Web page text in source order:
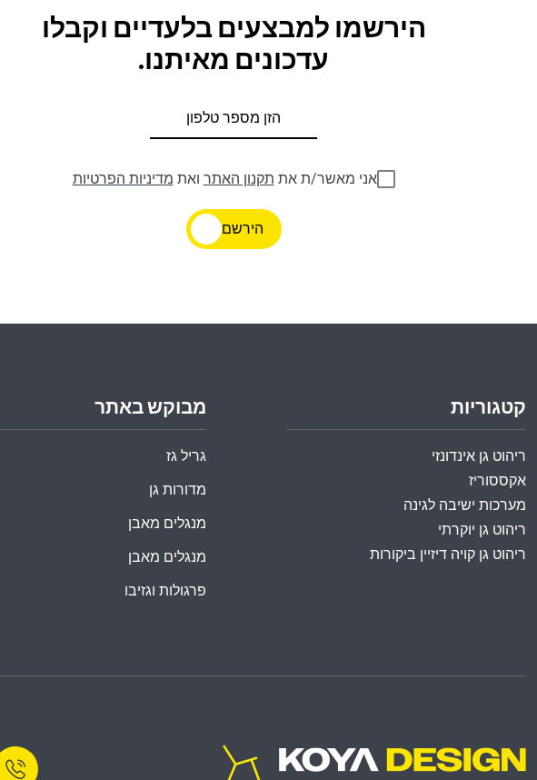
הירשמו למבצעים בלעדיים וקבלו
עדכונים מאיתנו.
אני מאשר/ת את תקנון האתר ואת מדיניות הפרטיות
הירשם
מבוקש באתר
גריל גז
מדורות גן
מנגלים מאבן
מנגלים מאבן
פרגולות וגזיבו
קטגוריות
ריהוט גן אינדונזי
אקססוריז
מערכות ישיבה לגינה
ריהוט גן יוקרתי
ריהוט גן קויה דיזיין ביקורות